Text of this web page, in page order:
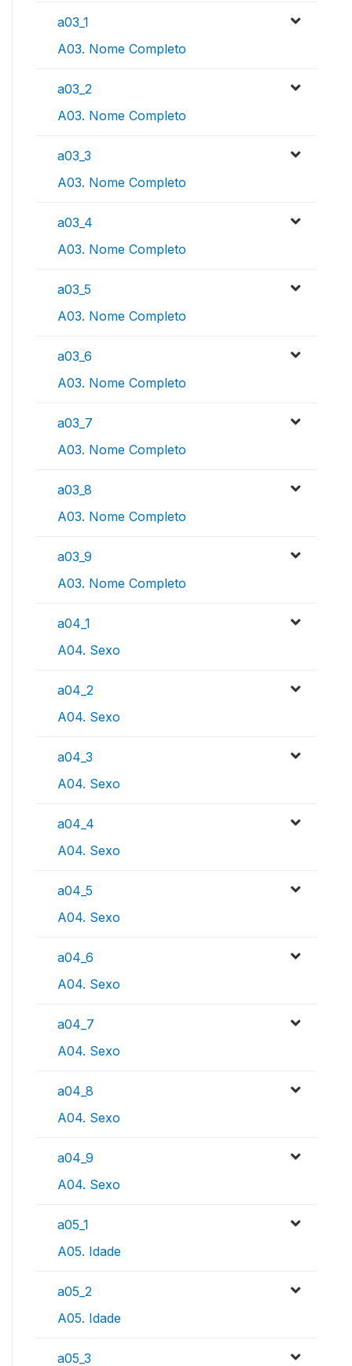
a03_1
A03. Nome Completo
a03_2
A03. Nome Completo
a03_3
A03. Nome Completo
a03_4
A03. Nome Completo
a03_5
A03. Nome Completo
a03_6
A03. Nome Completo
a03_7
A03. Nome Completo
a03_8
A03. Nome Completo
a03_9
A03. Nome Completo
a04_1
A04. Sexo
a04_2
A04. Sexo
a04_3
A04. Sexo
a04_4
A04. Sexo
a04_5
A04. Sexo
a04_6
A04. Sexo
a04_7
A04. Sexo
a04_8
A04. Sexo
a04_9
A04. Sexo
a05_1
A05. Idade
a05_2
A05. Idade
a05_3